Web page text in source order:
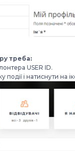
треба:
USER ID.
події і натиснути на